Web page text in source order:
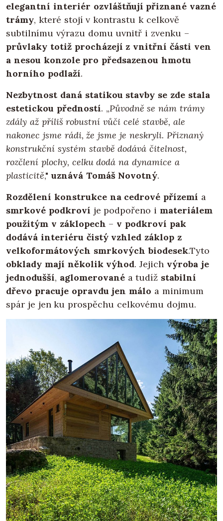
elegantní interiér ozvláštňují přiznané vazné
trámy, které stojí v kontrastu k celkově
subtilnímu výrazu domu uvnitř i zvenku –
průvlaky totiž procházejí z vnitřní části ven
a nesou konzole pro předsazenou hmotu
horního podlaží.
Nezbytnost daná statikou stavby se zde stala
estetickou předností. „Původně se nám trámy
zdály až příliš robustní vůči celé stavbě, ale
nakonec jsme rádi, že jsme je neskryli. Přiznaný
konstrukční systém stavbě dodává čitelnost,
rozčlení plochy, celku dodá na dynamice a
plasticitě,"uznává Tomáš Novotný.
Rozdělení konstrukce na cedrové přízemí a
smrkové podkroví je podpořeno i materiálem
použitým v záklopech – v podkroví pak
dodává interiéru čistý vzhled záklop z
velkoformátových smrkových biodesek.Tyto
obklady mají několik výhod. Jejich výroba je
jednodušší, aglomerovanéa tudíž stabilní
dřevo pracuje opravdu jen málo a minimum
spár je jen ku prospěchu celkovému dojmu.